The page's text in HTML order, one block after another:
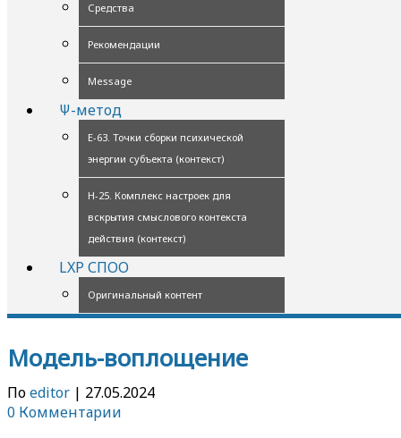
Средства
Рекомендации
Message
Ψ-метод
Е-63. Точки сборки психической
энергии субъекта (контекст)
Н-25. Комплекс настроек для
вскрытия смыслового контекста
действия (контекст)
LXP СПОО
Оригинальный контент
Модель-воплощение
Поeditor | 27.05.2024
0 Комментарии